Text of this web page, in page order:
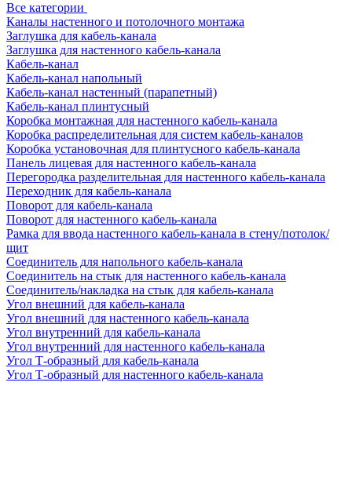
Все категории
Каналы настенного и потолочного монтажа
Заглушка для кабель-канала
Заглушка для настенного кабель-канала
Кабель-канал
Кабель-канал напольный
Кабель-канал настенный (парапетный)
Кабель-канал плинтусный
Коробка монтажная для настенного кабель-канала
Коробка распределительная для систем кабель-каналов
Коробка установочная для плинтусного кабель-канала
Панель лицевая для настенного кабель-канала
Перегородка разделительная для настенного кабель-канала
Переходник для кабель-канала
Поворот для кабель-канала
Поворот для настенного кабель-канала
Рамка для ввода настенного кабель-канала в стену/потолок/
щит
Соединитель для напольного кабель-канала
Соединитель на стык для настенного кабель-канала
Соединитель/накладка на стык для кабель-канала
Угол внешний для кабель-канала
Угол внешний для настенного кабель-канала
Угол внутренний для кабель-канала
Угол внутренний для настенного кабель-канала
Угол Т-образный для кабель-канала
Угол Т-образный для настенного кабель-канала